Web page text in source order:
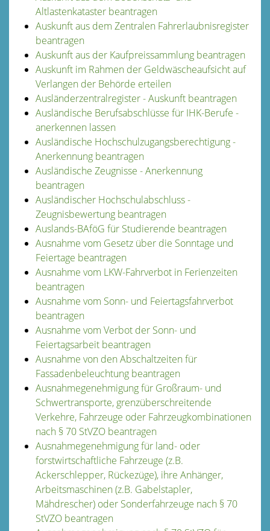
Altlastenkataster beantragen
Auskunft aus dem Zentralen Fahrerlaubnisregister
beantragen
Auskunft aus der Kaufpreissammlung beantragen
Auskunft im Rahmen der Geldwäscheaufsicht auf
Verlangen der Behörde erteilen
Ausländerzentralregister - Auskunft beantragen
Ausländische Berufsabschlüsse für IHK-Berufe -
anerkennen lassen
Ausländische Hochschulzugangsberechtigung -
Anerkennung beantragen
Ausländische Zeugnisse - Anerkennung
beantragen
Ausländischer Hochschulabschluss -
Zeugnisbewertung beantragen
Auslands-BAföG für Studierende beantragen
Ausnahme vom Gesetz über die Sonntage und
Feiertage beantragen
Ausnahme vom LKW-Fahrverbot in Ferienzeiten
beantragen
Ausnahme vom Sonn- und Feiertagsfahrverbot
beantragen
Ausnahme vom Verbot der Sonn- und
Feiertagsarbeit beantragen
Ausnahme von den Abschaltzeiten für
Fassadenbeleuchtung beantragen
Ausnahmegenehmigung für Großraum- und
Schwertransporte, grenzüberschreitende
Verkehre, Fahrzeuge oder Fahrzeugkombinationen
nach § 70 StVZO beantragen
Ausnahmegenehmigung für land- oder
forstwirtschaftliche Fahrzeuge (z.B.
Ackerschlepper, Rückezüge), ihre Anhänger,
Arbeitsmaschinen (z.B. Gabelstapler,
Mähdrescher) oder Sonderfahrzeuge nach § 70
StVZO beantragen